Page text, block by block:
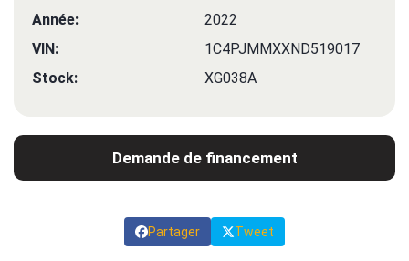
Année:
2022
VIN:
1C4PJMMXXND519017
Stock:
XG038A
Demande de financement
Partager Tweet